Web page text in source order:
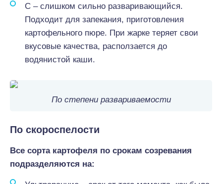
С – слишком сильно разваривающийся.
Подходит для запекания, приготовления
картофельного пюре. При жарке теряет свои
вкусовые качества, расползается до
водянистой каши.
По степени развариваемости
По скороспелости
Все сорта картофеля по срокам созревания
подразделяются на: